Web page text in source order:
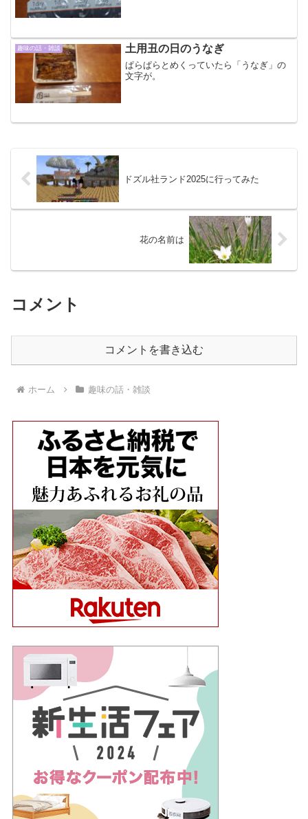
趣味の話・雑談 土用丑の日のうなぎ
ぱらぱらとめくっていたら「うなぎ」の
文字が。
ドズル社ランド2025に行ってみた
花の名前は
コメント
コメントを書き込む
ホーム 趣味の話・雑談